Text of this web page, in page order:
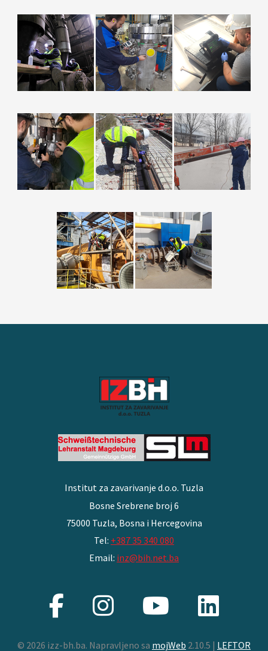
Institut za zavarivanje d.o.o. Tuzla
Bosne Srebrene broj 6
75000 Tuzla, Bosna i Hercegovina
Tel: +387 35 340 080
Email: inz@bih.net.ba
© 2026 izz-bh.ba. Napravljeno sa mojWeb 2.10.5 | LEFTOR